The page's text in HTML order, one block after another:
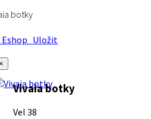
botky
Uložit
Vivaia botky
Vel 38